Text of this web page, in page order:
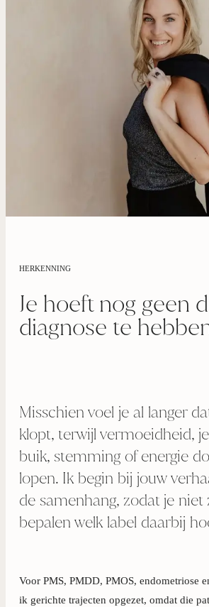
HERKENNING
Je hoeft nog geen
diagnose te
Misschien voel je al langer
klopt, terwijl vermoeidheid,
buik, stemming of energie
lopen. Ik begin bij jouw
de samenhang, zodat je niet
bepalen welk label daarbij
Voor PMS, PMDD, PMOS, endometriose
ik gerichte trajecten opgezet, omdat die